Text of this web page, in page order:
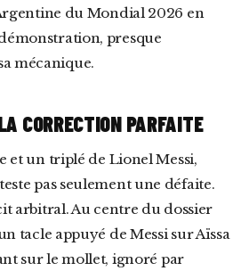
presque
mécanique.
CORRECTION PARFAITE
et un triplé de Lionel Messi,
pas seulement une défaite.
arbitral. Au centre du dossier
tacle appuyé de Messi sur Aïssa
sur le mollet, ignoré par